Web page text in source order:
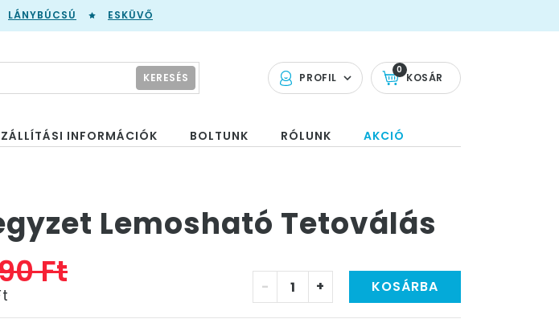
LÁNYBÚCSÚ ESKÜVŐ
PROFIL KOSÁR
0
KERESÉS
INFORMÁCIÓK BOLTUNK RÓLUNK AKCIÓ
Lemosható Tetoválás
Ft
- + KOSÁRBA